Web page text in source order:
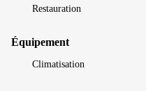
Restauration
Équipement
Climatisation